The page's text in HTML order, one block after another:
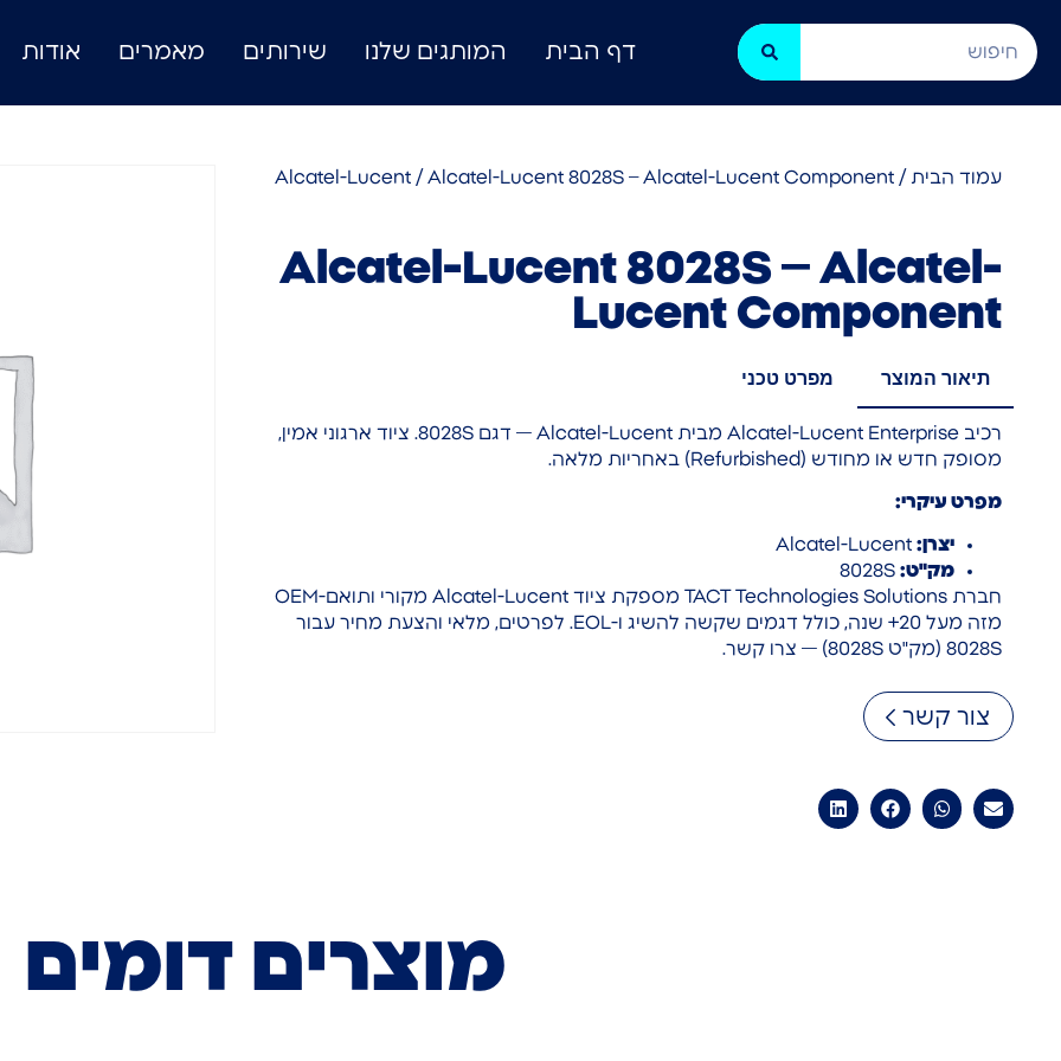
דף הבית המותגים שלנו שירותים מאמרים אודות
עמוד הבית /
Alcatel-Lucent / Alcatel-Lucent 8028S – Alcatel-Lucent Component
Alcatel-Lucent 8028S – Alcatel-
Lucent Component
תיאור המוצר מפרט טכני
רכיב Alcatel-Lucent Enterprise מבית Alcatel-Lucent — דגם 8028S. ציוד ארגוני אמין,
מסופק חדש או מחודש (Refurbished) באחריות מלאה.
מפרט עיקרי:
יצרן:
מק"ט:
חברת TACT Technologies Solutions מספקת ציוד Alcatel-Lucent מקורי ותואם-OEM
מזה מעל 20+ שנה, כולל דגמים שקשה להשיג ו-EOL. לפרטים, מלאי והצעת מחיר עבור
8028S (מק"ט 8028S) — צרו קשר.
צור קשר
מוצרים דומים